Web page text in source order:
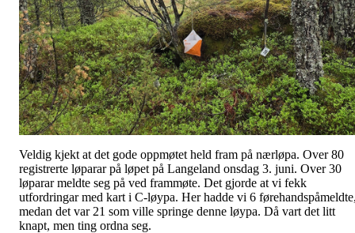
Veldig kjekt at det gode oppmøtet held fram på nærløpa. Over 80
registrerte løparar på løpet på Langeland onsdag 3. juni. Over 30
løparar meldte seg på ved frammøte. Det gjorde at vi fekk
utfordringar med kart i C-løypa. Her hadde vi 6
medan det var 21 som ville springe denne løypa. Då vart det litt
knapt, men ting ordna seg.